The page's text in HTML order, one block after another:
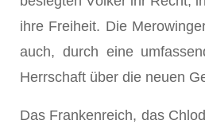
ihre Freiheit. Die
auch, durch eine
Herrschaft über die neuen
Das Frankenreich, das